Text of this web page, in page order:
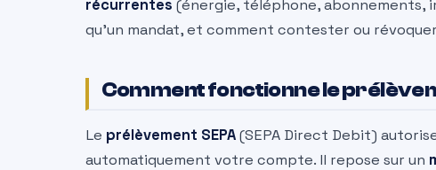
récurrentes (énergie, téléphone, abonnements,
qu’un mandat, et comment contester ou
Comment fonctionne le
Le prélèvement SEPA(SEPA Direct Debit)
automatiquement votre compte. Il repose sur un